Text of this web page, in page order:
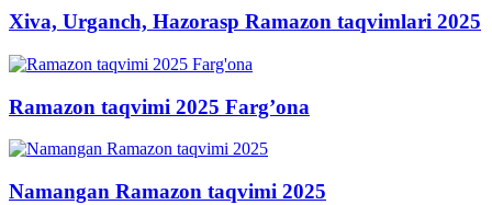
Xiva, Urganch, Hazorasp Ramazon taqvimlari 2025
Ramazon taqvimi 2025 Farg’ona
Namangan Ramazon taqvimi 2025